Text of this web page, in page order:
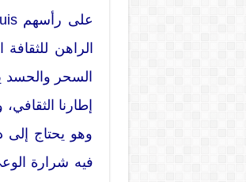
الراهن
السحر والحسد
إطارنا
وهو يحتاج إلى
فيه شرارة